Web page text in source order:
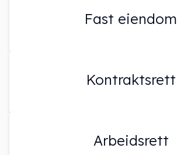
Fast eiendom
Kontraktsrett
Arbeidsrett